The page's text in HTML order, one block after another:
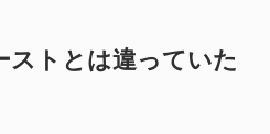
ストとは違っていた